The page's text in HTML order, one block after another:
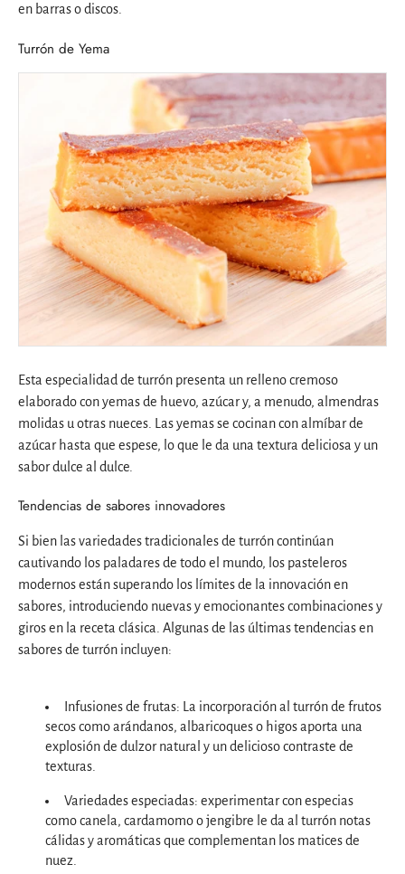
en barras o discos.
Turrón de Yema
Esta especialidad de turrón presenta un relleno cremoso
elaborado con yemas de huevo, azúcar y, a menudo, almendras
molidas u otras nueces. Las yemas se cocinan con almíbar de
azúcar hasta que espese, lo que le da una textura deliciosa y un
sabor dulce al dulce.
Tendencias de sabores innovadores
Si bien las variedades tradicionales de turrón continúan
cautivando los paladares de todo el mundo, los pasteleros
modernos están superando los límites de la innovación en
sabores, introduciendo nuevas y emocionantes combinaciones y
giros en la receta clásica. Algunas de las últimas tendencias en
sabores de turrón incluyen:
Infusiones de frutas: La incorporación al turrón de frutos
secos como arándanos, albaricoques o higos aporta una
explosión de dulzor natural y un delicioso contraste de
texturas.
Variedades especiadas: experimentar con especias
como canela, cardamomo o jengibre le da al turrón notas
cálidas y aromáticas que complementan los matices de
nuez.